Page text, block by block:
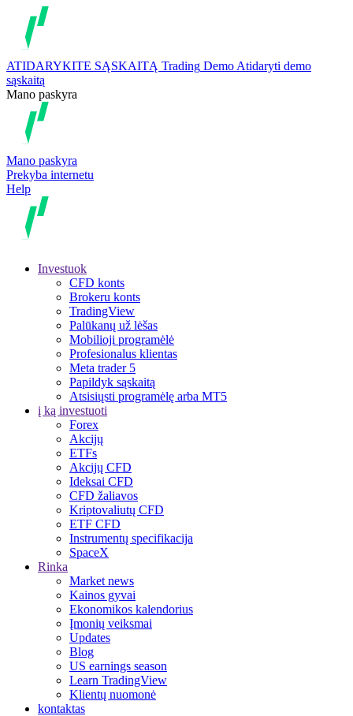
ATIDARYKITE SĄSKAITĄ Trading Demo Atidaryti demo
sąskaitą
Mano paskyra
Mano paskyra
Prekyba internetu
Help
Investuok
CFD konts
Brokeru konts
TradingView
Palūkanų už lėšas
Mobilioji programėlė
Profesionalus klientas
Meta trader 5
Papildyk sąskaitą
Atsisiųsti programėlę arba MT5
į ką investuoti
Forex
Akcijų
ETFs
Akcijų CFD
Ideksai CFD
CFD žaliavos
Kriptovaliutų CFD
ETF CFD
Instrumentų specifikacija
SpaceX
Rinka
Market news
Kainos gyvai
Ekonomikos kalendorius
Įmonių veiksmai
Updates
Blog
US earnings season
Learn TradingView
Klientų nuomonė
kontaktas